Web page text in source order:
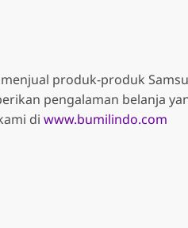
produk-produk
pengalaman belanja
di www.bumilindo.com